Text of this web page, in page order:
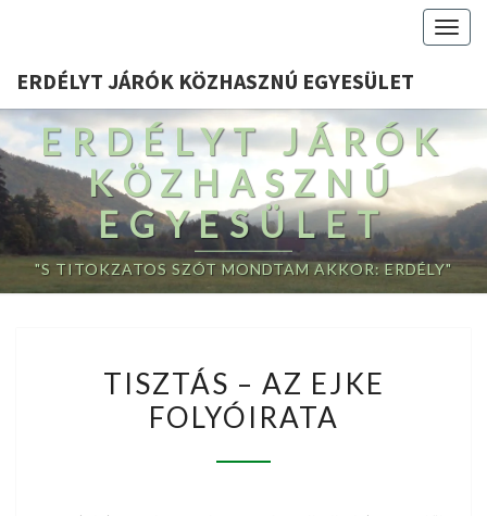
ERDÉLYT JÁRÓK KÖZHASZNÚ EGYESÜLET
ERDÉLYT JÁRÓK
KÖZHASZNÚ
EGYESÜLET
"S TITOKZATOS SZÓT MONDTAM AKKOR: ERDÉLY"
–
AZ
TISZTÁS – AZ EJKE
FOLYÓIRATA